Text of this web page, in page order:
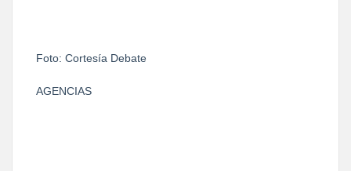
Foto: Cortesía Debate
AGENCIAS